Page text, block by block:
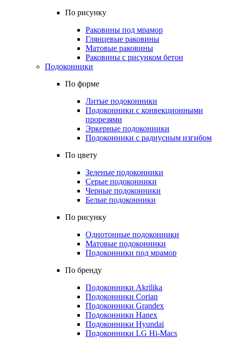
По рисунку
Раковины под мрамор
Глянцевые раковины
Матовые раковины
Раковины с рисунком бетон
Подоконники
По форме
Литые подоконники
Подоконники с конвекционными
прорезями
Эркерные подоконники
Подоконники с радиусным изгибом
По цвету
Зеленые подоконники
Серые подоконники
Черные подоконники
Белые подоконники
По рисунку
Однотонные подоконники
Матовые подоконники
Подоконники под мрамор
По бренду
Подоконники Akrilika
Подоконники Corian
Подоконники Grandex
Подоконники Hanex
Подоконники Hyundai
Подоконники LG Hi-Macs